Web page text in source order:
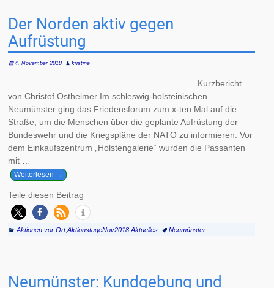
Der Norden aktiv gegen
Aufrüstung
4. November 2018 kristine
Kurzbericht
von Christof Ostheimer Im schleswig-holsteinischen
Neumünster ging das Friedensforum zum x-ten Mal auf die
Straße, um die Menschen über die geplante Aufrüstung der
Bundeswehr und die Kriegspläne der NATO zu informieren. Vor
dem Einkaufszentrum „Holstengalerie“ wurden die Passanten
mit
Weiterlesen →
Teile diesen Beitrag
Aktionen vor Ort,AktionstageNov2018, Aktuelles Neumünster
Neumünster: Kundgebung und